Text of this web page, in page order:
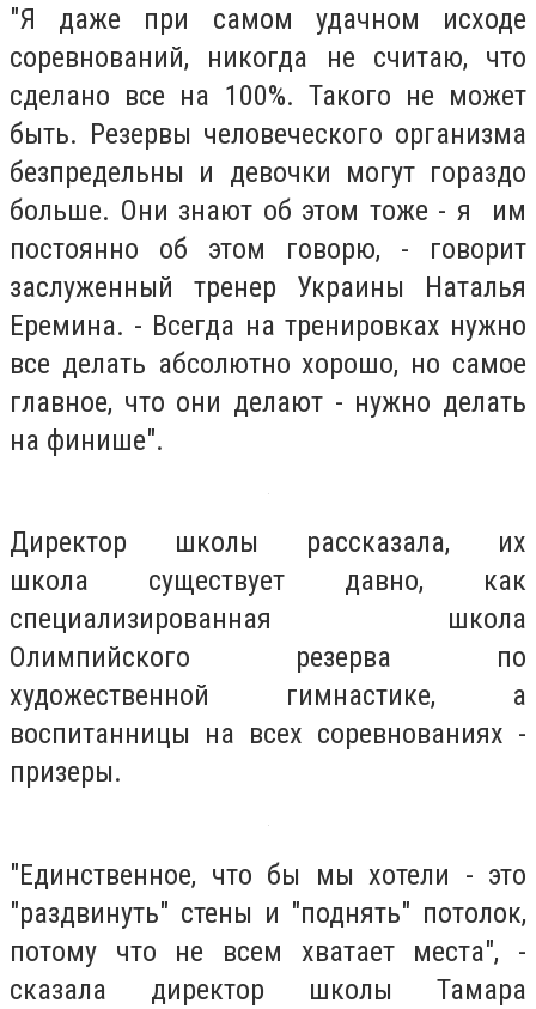
"Я даже при самом удачном исходе
соревнований, никогда не считаю, что
сделано все на 100%. Такого не может
быть. Резервы человеческого организма
безпредельны и девочки могут гораздо
больше. Они знают об этом тоже - я им
постоянно об этом говорю, - говорит
заслуженный тренер Украины Наталья
Еремина. - Всегда на тренировках нужно
все делать абсолютно хорошо, но самое
главное, что они делают - нужно делать
на финише".
Директор школы рассказала, их
школа существует давно, как
специализированная школа
Олимпийского резерва по
художественной гимнастике, а
воспитанницы на всех соревнованиях -
призеры.
"Единственное, что бы мы хотели - это
"раздвинуть" стены и "поднять" потолок,
потому что не всем хватает места", -
сказала директор школы Тамара